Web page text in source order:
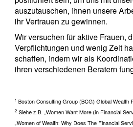
auszutauschen, ihnen unsere
ihr Vertrauen zu gewinnen.
Wir versuchen für aktive Frauen,
Verpflichtungen und wenig Zeit
schaffen, indem wir als
ihren verschiedenen Beratern
1 Boston Consulting Group (BCG) Global Wealth
2 Siehe z.B. „Women Want More (in Financial
„Women of Wealth: Why Does The Financial